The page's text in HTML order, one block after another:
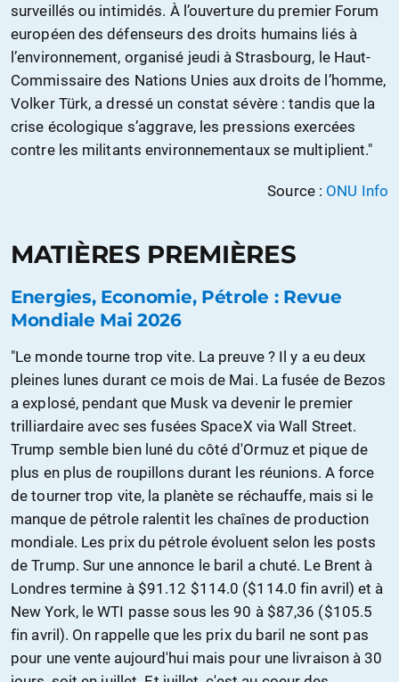
surveillés ou intimidés. À l’ouverture du premier Forum
européen des défenseurs des droits humains liés à
l’environnement, organisé jeudi à Strasbourg, le Haut-
Commissaire des Nations Unies aux droits de l’homme,
Volker Türk, a dressé un constat sévère : tandis que la
crise écologique s’aggrave, les pressions exercées
contre les militants environnementaux se multiplient."
Source : ONU Info
MATIÈRES PREMIÈRES
Energies, Economie, Pétrole : Revue
Mondiale Mai 2026
"Le monde tourne trop vite. La preuve ? Il y a eu deux
pleines lunes durant ce mois de Mai. La fusée de Bezos
a explosé, pendant que Musk va devenir le premier
trilliardaire avec ses fusées SpaceX via Wall Street.
Trump semble bien luné du côté d'Ormuz et pique de
plus en plus de roupillons durant les réunions. A force
de tourner trop vite, la planète se réchauffe, mais si le
manque de pétrole ralentit les chaînes de production
mondiale. Les prix du pétrole évoluent selon les posts
de Trump. Sur une annonce le baril a chuté. Le Brent à
Londres termine à $91.12 $114.0 ($114.0 fin avril) et à
New York, le WTI passe sous les 90 à $87,36 ($105.5
fin avril). On rappelle que les prix du baril ne sont pas
pour une vente aujourd'hui mais pour une livraison à 30